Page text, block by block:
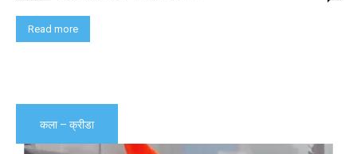
Read more
कला – क्रीडा